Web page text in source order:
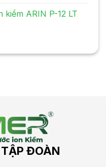
ARIN P-12 LT
TẬP ĐOÀN